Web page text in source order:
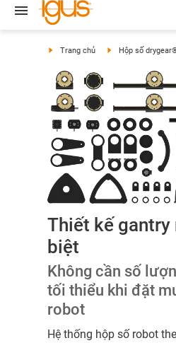
Trang chủ Hộp số
Thiết kế
biệt
Không cần số
tối thiểu khi đặt
robot
Hệ thống hộp số robot